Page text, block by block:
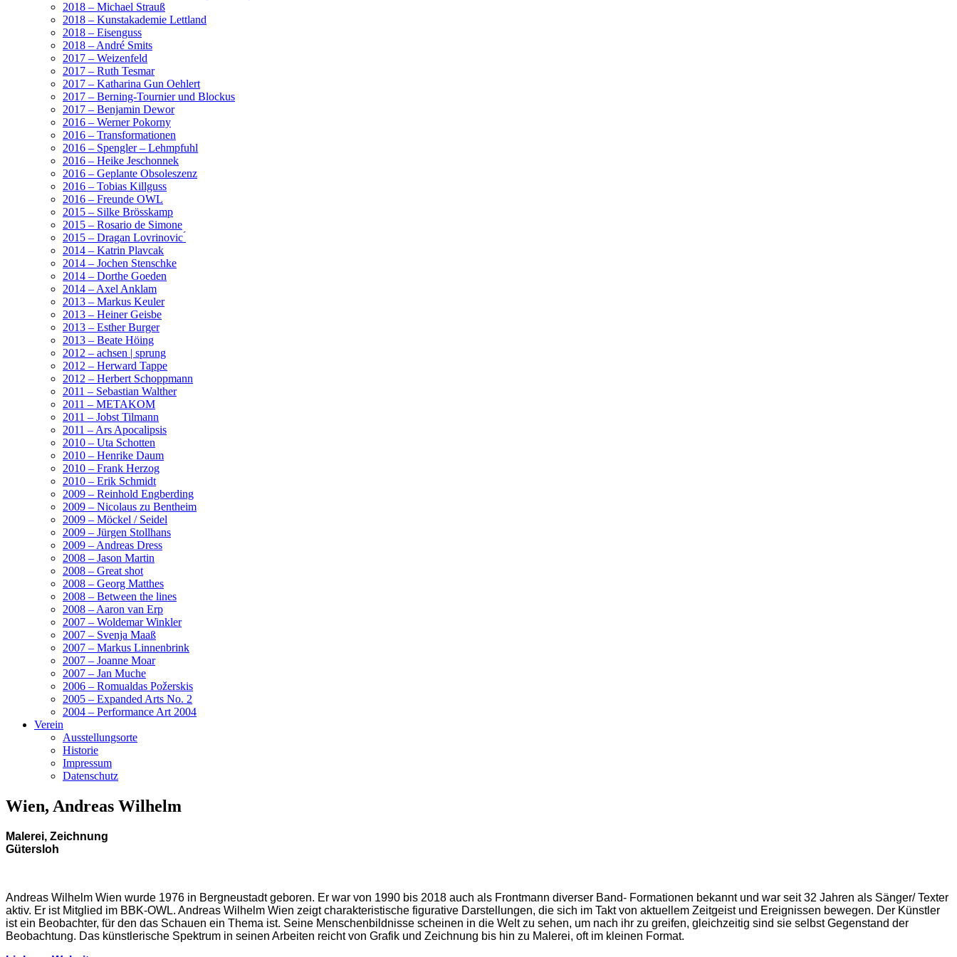
2018 – Michael Strauß
2018 – Kunstakademie Lettland
2018 – Eisenguss
2018 – André Smits
2017 – Weizenfeld
2017 – Ruth Tesmar
2017 – Katharina Gun Oehlert
2017 – Berning-Tournier und Blockus
2017 – Benjamin Dewor
2016 – Werner Pokorny
2016 – Transformationen
2016 – Spengler – Lehmpfuhl
2016 – Heike Jeschonnek
2016 – Geplante Obsoleszenz
2016 – Tobias Killguss
2016 – Freunde OWL
2015 – Silke Brösskamp
2015 – Rosario de Simone
2015 – Dragan Lovrinovic ́
2014 – Katrin Plavcak
2014 – Jochen Stenschke
2014 – Dorthe Goeden
2014 – Axel Anklam
2013 – Markus Keuler
2013 – Heiner Geisbe
2013 – Esther Burger
2013 – Beate Höing
2012 – achsen | sprung
2012 – Herward Tappe
2012 – Herbert Schoppmann
2011 – Sebastian Walther
2011 – METAKOM
2011 – Jobst Tilmann
2011 – Ars Apocalipsis
2010 – Uta Schotten
2010 – Henrike Daum
2010 – Frank Herzog
2010 – Erik Schmidt
2009 – Reinhold Engberding
2009 – Nicolaus zu Bentheim
2009 – Möckel / Seidel
2009 – Jürgen Stollhans
2009 – Andreas Dress
2008 – Jason Martin
2008 – Great shot
2008 – Georg Matthes
2008 – Between the lines
2008 – Aaron van Erp
2007 – Woldemar Winkler
2007 – Svenja Maaß
2007 – Markus Linnenbrink
2007 – Joanne Moar
2007 – Jan Muche
2006 – Romualdas Požerskis
2005 – Expanded Arts No. 2
2004 – Performance Art 2004
Verein
Ausstellungsorte
Historie
Impressum
Datenschutz
Wien, Andreas Wilhelm
Malerei, Zeichnung
Gütersloh
Andreas Wilhelm Wien wurde 1976 in Bergneustadt geboren. Er war von 1990 bis 2018 auch als Frontmann diverser Band- Formationen bekannt und war seit 32 Jahren als Sänger/ Texter
aktiv. Er ist Mitglied im BBK-OWL. Andreas Wilhelm Wien zeigt charakteristische figurative Darstellungen, die sich im Takt von aktuellem Zeitgeist und Ereignissen bewegen. Der Künstler
ist ein Beobachter, für den das Schauen ein Thema ist. Seine Menschenbildnisse scheinen in die Welt zu sehen, um nach ihr zu greifen, gleichzeitig sind sie selbst Gegenstand der
Beobachtung. Das künstlerische Spektrum in seinen Arbeiten reicht von Grafik und Zeichnung bis hin zu Malerei, oft im kleinen Format.